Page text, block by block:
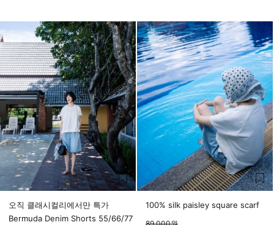
오직 클래시컬리에서만 특가
Bermuda Denim Shorts 55/66/77
100% silk paisley square scarf
89,000원